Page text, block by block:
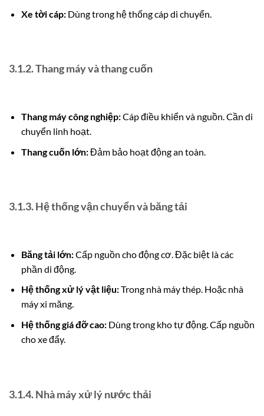
Xe tời cáp:Dùng trong hệ thống cáp di chuyển.
3.1.2. Thang máy và thang cuốn
Thang máy công nghiệp:Cáp điều khiển và nguồn.Cần di
chuyển linh hoạt.
Thang cuốn lớn:Đảm bảo hoạt động an toàn.
3.1.3. Hệ thống vận chuyển và băng tải
Băng tải lớn:Cấp nguồn cho động cơ. Đặc biệt là các
phần di động.
Hệ thống xử lý vật liệu:Trong nhà máy thép. Hoặc nhà
máy xi măng.
Hệ thống giá đỡ cao:Dùng trong kho tự động. Cấp nguồn
cho xe đẩy.
3.1.4. Nhà máy xử lý nước thải